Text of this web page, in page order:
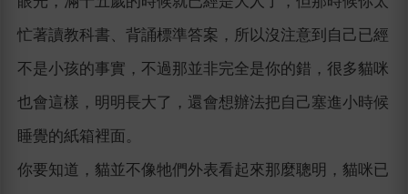
忙著讀教科書、背誦標準答案，所以沒注意到自己已經
不是小孩的事實，不過那並非完全是你的錯，很多貓咪
也會這樣，明明長大了，還會想辦法把自己塞進小時候
睡覺的紙箱裡面。
你要知道，貓並不像牠們外表看起來那麼聰明，貓咪已